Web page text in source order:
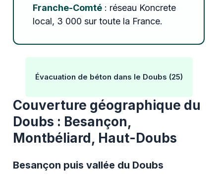
Franche-Comté: réseau Koncrete
local, 3 000 sur toute la France.
Évacuation de béton dans le Doubs (25)
Couverture géographique du
Doubs : Besançon,
Montbéliard, Haut-Doubs
Besançon puis vallée du Doubs